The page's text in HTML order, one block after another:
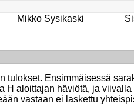
Mikko Sysikaski
tulokset. Ensimmäisessä
H aloittajan häviötä, ja
vastaan ei laskettu